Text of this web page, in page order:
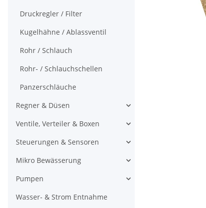
Druckregler / Filter
Kugelhähne / Ablassventil
Rohr / Schlauch
Rohr- / Schlauchschellen
Panzerschläuche
Regner & Düsen
Ventile, Verteiler & Boxen
Steuerungen & Sensoren
Mikro Bewässerung
Pumpen
Wasser- & Strom Entnahme